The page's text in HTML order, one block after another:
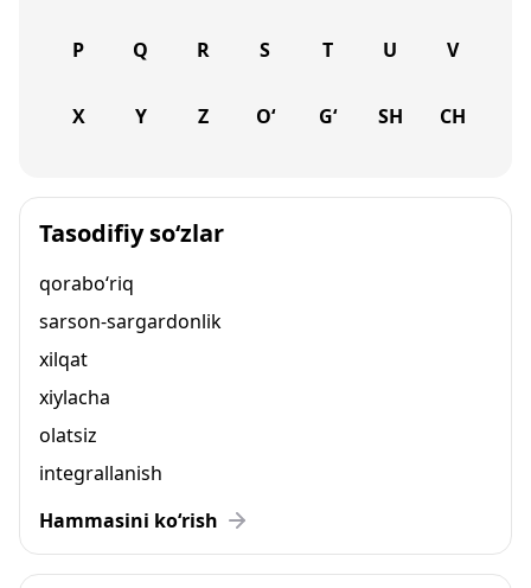
P Q R S T U V
X Y Z O‘ G‘ SH CH
Tasodifiy so‘zlar
qorabo‘riq
sarson-sargardonlik
xilqat
xiylacha
olatsiz
integrallanish
Hammasini ko‘rish